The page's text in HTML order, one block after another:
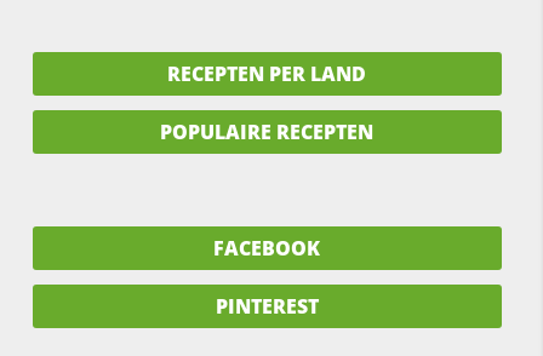
RECEPTEN PER LAND
POPULAIRE RECEPTEN
FACEBOOK
PINTEREST